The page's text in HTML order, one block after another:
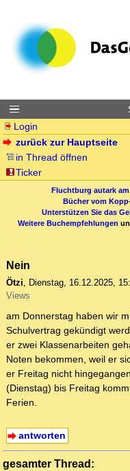
Login
zurück zur Hauptseite
in Thread öffnen
Ticker
Fluchtburg autark am
Bücher vom
Unterstützen Sie das
Weitere Buchempfehlungen
Nein
Ötzi, Dienstag, 16.12.2025,
Views
am Donnerstag haben wir
Schulvertrag gekündigt
er zwei Klassenarbeiten
Noten bekommen, weil er
er Freitag nicht
(Dienstag) bis Freitag
Ferien.
antworten
gesamter Thread: